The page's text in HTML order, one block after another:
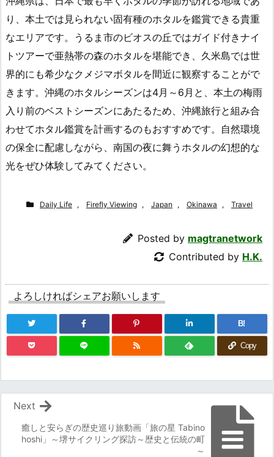
り、本土では見られない固有種のホタルを鑑賞できる貴重
なエリアです。うるま市のビオスの丘ではガイド付きナイ
トツアーで亜熱帯の森のホタルを堪能でき、久米島では世
界的にも希少なクメジマボタルを間近に観察することがで
きます。沖縄のホタルシーズンは4月～6月と、本土の梅雨
入り前のベストシーズンにあたるため、沖縄旅行と組み合
わせてホタル鑑賞を計画するのもおすすめです。自然環境
の保全に配慮しながら、南国の夜に舞うホタルの幻想的な
光をぜひ体験してみてください。
Daily Life , Firefly Viewing , Japan , Okinawa , Travel
Posted by magtranetwork
Contributed by H.K.
よろしければシェアお願いします
B!
Copy
癒しと安らぎの歴史巡り旅動画「旅の星 Tabino
hoshi」～堺サイクリング探訪～歴史と伝統の町
～
Next